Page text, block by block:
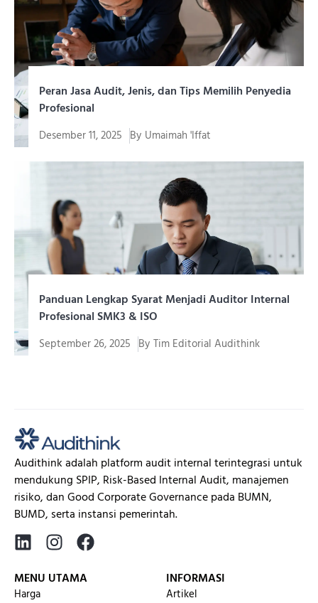
Peran Jasa Audit, Jenis, dan Tips Memilih Penyedia
Profesional
Desember 11, 2025 By Umaimah 'Iffat
Saat perusahaan berkembang, volume transaksi
meningkat, unit bisnis bertambah,...
Panduan Lengkap Syarat Menjadi Auditor Internal
Profesional SMK3 & ISO
September 26, 2025 By Tim Editorial Audithink
Audithink adalah platform audit internal terintegrasi untuk
mendukung SPIP, Risk-Based Internal Audit, manajemen
risiko, dan Good Corporate Governance pada BUMN,
BUMD, serta instansi pemerintah.
MENU UTAMA
Harga
INFORMASI
Artikel